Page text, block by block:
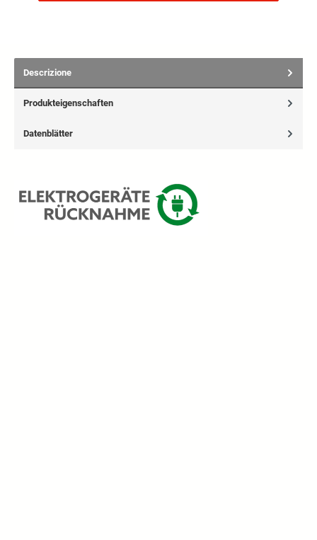
Descrizione
Produkteigenschaften
Datenblätter